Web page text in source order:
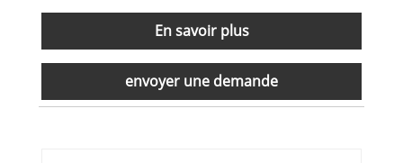
En savoir plus
envoyer une demande